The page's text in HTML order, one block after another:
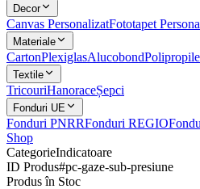
Decor
Canvas PersonalizatFototapet
Materiale
CartonPlexiglasAlucobond
Textile
TricouriHanoraceȘepci
Fonduri UE
Fonduri PNRRFonduri REGIO
Shop
CategorieIndicatoare
ID Produs#pc-gaze-sub-presiune
Produs în Stoc